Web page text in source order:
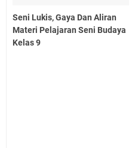
Seni Lukis, Gaya Dan Aliran
Materi Pelajaran Seni Budaya
Kelas 9